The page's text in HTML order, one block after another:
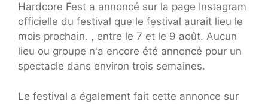
Hardcore Fest a annoncé sur la page Instagram
officielle du festival que le festival aurait lieu le
mois prochain. , entre le 7 et le 9 août. Aucun
lieu ou groupe n'a encore été annoncé pour un
spectacle dans environ trois semaines.
Le festival a également fait cette annonce sur